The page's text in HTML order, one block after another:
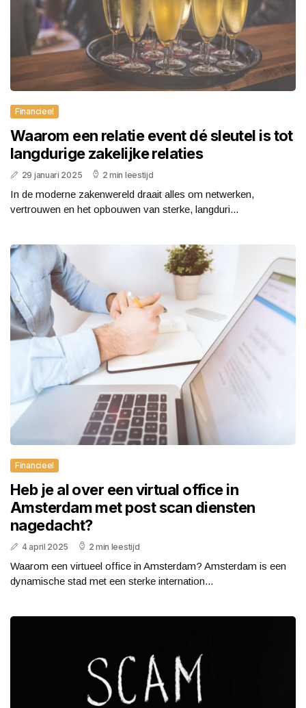
Financieel
Waarom een relatie event dé sleutel is tot
langdurige zakelijke relaties
29 januari 2025 2 min leestijd
In de moderne zakenwereld draait alles om netwerken,
vertrouwen en het opbouwen van sterke, langduri...
Financieel
Heb je al over een virtual office in
Amsterdam met post scan diensten
nagedacht?
4 april 2025 2 min leestijd
Waarom een virtueel office in Amsterdam? Amsterdam is een
dynamische stad met een sterke internation...